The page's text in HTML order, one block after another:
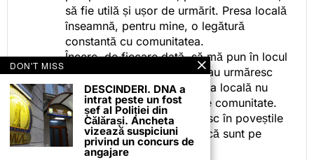
să fie utilă și ușor de urmărit. Presa locală
înseamnă, pentru mine, o legătură
constantă cu comunitatea.
Încerc, de fiecare dată, să mă pun în locul
celor care citesc, privesc sau urmăresc
ceea ce fac. Pentru că presa locală nu
este despre mine, ci despre comunitate.
Iar dacă oamenii se regăsesc în poveștile
pe care le spun, înseamnă că sunt pe
drumul bun.
DON'T MISS
DESCINDERI. DNA a
intrat peste un fost
șef al Poliției din
Călărași. Ancheta
vizează suspiciuni
privind un concurs de
angajare